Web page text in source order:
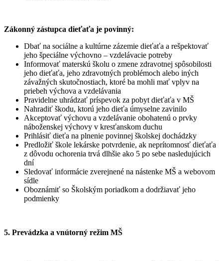
Zákonný zástupca dieťaťa je povinný:
Dbať na sociálne a kultúrne zázemie dieťaťa a rešpektovať
jeho špeciálne výchovno – vzdelávacie potreby
Informovať materskú školu o zmene zdravotnej spôsobilosti
jeho dieťaťa, jeho zdravotných problémoch alebo iných
závažných skutočnostiach, ktoré ba mohli mať vplyv na
priebeh výchova a vzdelávania
Pravidelne uhrádzať príspevok za pobyt dieťaťa v MŠ
Nahradiť škodu, ktorú jeho dieťa úmyselne zavinilo
Akceptovať výchovu a vzdelávanie obohatenú o prvky
náboženskej výchovy v kresťanskom duchu
Prihlásiť dieťa na plnenie povinnej školskej dochádzky
Predložiť škole lekárske potvrdenie, ak neprítomnosť dieťaťa
z dôvodu ochorenia trvá dlhšie ako 5 po sebe nasledujúcich
dní
Sledovať informácie zverejnené na nástenke MŠ a webovom
sídle
Oboznámiť so Školským poriadkom a dodržiavať jeho
podmienky
5. Prevádzka a vnútorný režim MŠ